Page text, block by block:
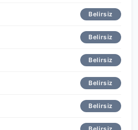
Belirsiz
Belirsiz
Belirsiz
Belirsiz
Belirsiz